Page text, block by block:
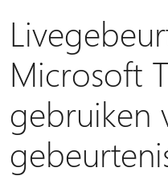
Microsoft
gebruiken